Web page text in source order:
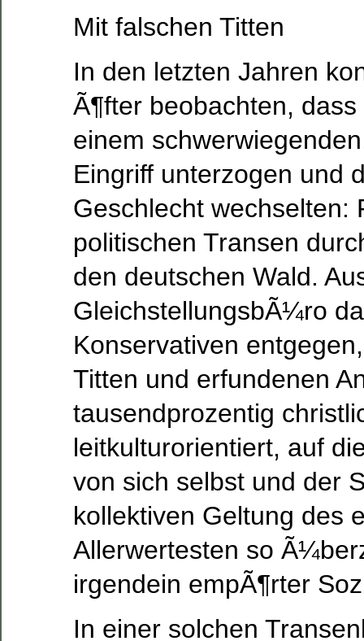
Mit falschen Titten
In den letzten Jahren
Ã¶fter beobachten,
einem
Eingriff unterzogen und
Geschlecht wechselten:
politischen Transen
den deutschen Wald.
GleichstellungsbÃ¼ro
Konservativen
Titten und erfundenen
tausendprozentig
leitkulturorientiert, auf
von sich selbst und der
kollektiven Geltung des
Allerwertesten so
irgendein empÃ¶rter
In einer solchen